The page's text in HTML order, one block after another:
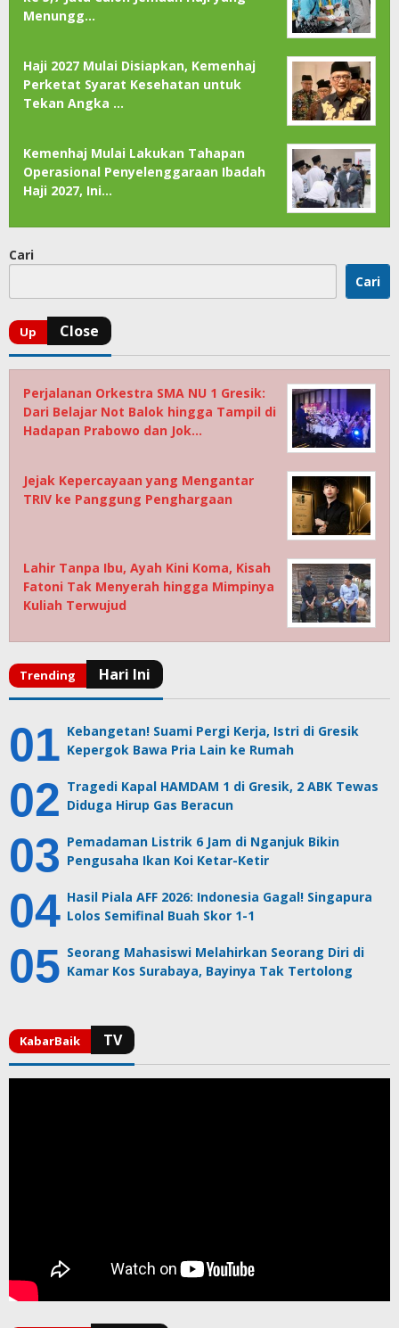
Menungg…
Haji 2027 Mulai Disiapkan, Kemenhaj
Perketat Syarat Kesehatan untuk
Tekan Angka …
Kemenhaj Mulai Lakukan Tahapan
Operasional Penyelenggaraan Ibadah
Haji 2027, Ini…
Cari
Cari
Perjalanan Orkestra SMA NU 1 Gresik:
Dari Belajar Not Balok hingga Tampil di
Hadapan Prabowo dan Jok…
Jejak Kepercayaan yang Mengantar
TRIV ke Panggung Penghargaan
Lahir Tanpa Ibu, Ayah Kini Koma, Kisah
Fatoni Tak Menyerah hingga Mimpinya
Kuliah Terwujud
Kebangetan! Suami Pergi Kerja, Istri di Gresik
Kepergok Bawa Pria Lain ke Rumah
Tragedi Kapal HAMDAM 1 di Gresik, 2 ABK Tewas
Diduga Hirup Gas Beracun
Pemadaman Listrik 6 Jam di Nganjuk Bikin
Pengusaha Ikan Koi Ketar-Ketir
Hasil Piala AFF 2026: Indonesia Gagal! Singapura
Lolos Semifinal Buah Skor 1-1
Seorang Mahasiswi Melahirkan Seorang Diri di
Kamar Kos Surabaya, Bayinya Tak Tertolong